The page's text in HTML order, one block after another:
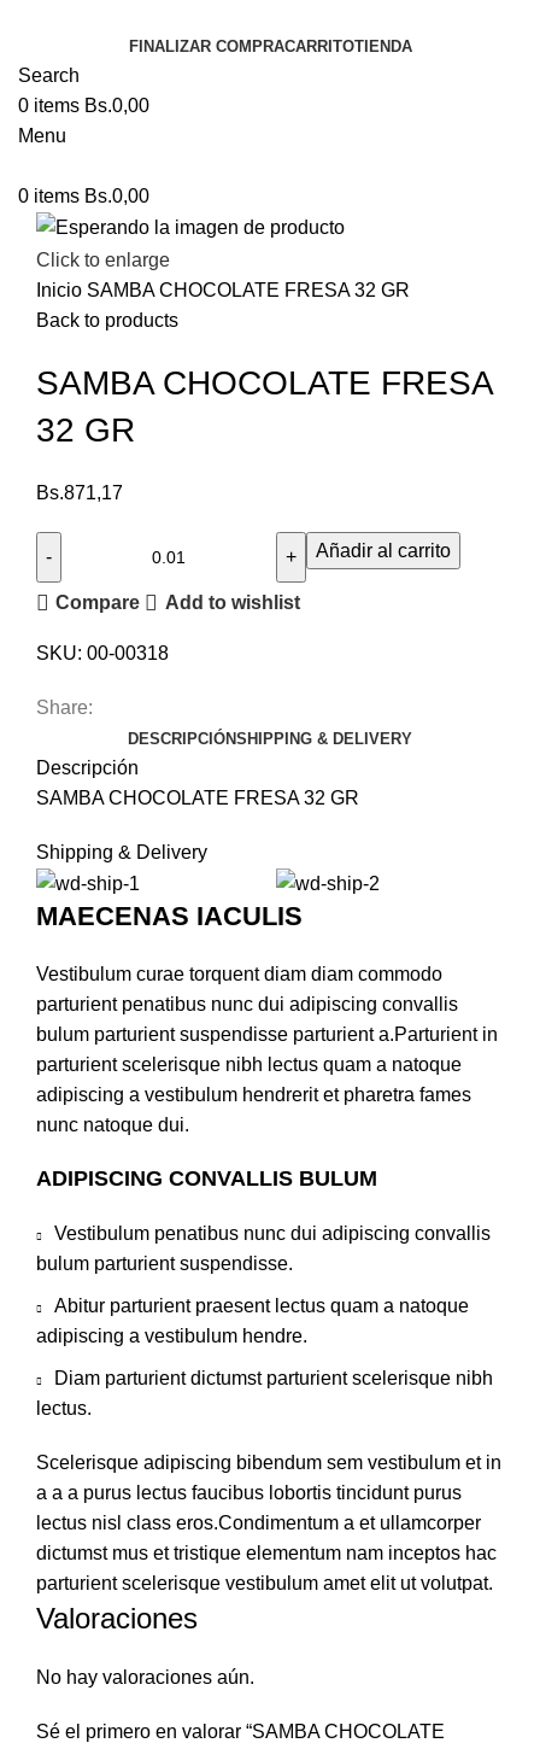
FINALIZAR COMPRACARRITOTIENDA
Search
0 items Bs.0,00
Menu
0 items Bs.0,00
Click to enlarge
Inicio SAMBA CHOCOLATE FRESA 32 GR
Back to products
SAMBA CHOCOLATE FRESA
32 GR
Bs.871,17
Añadir al carrito
Compare Add to wishlist
SKU: 00-00318
Share:
DESCRIPCIÓNSHIPPING & DELIVERY
Descripción
SAMBA CHOCOLATE FRESA 32 GR
Shipping & Delivery
MAECENAS IACULIS
Vestibulum curae torquent diam diam commodo
parturient penatibus nunc dui adipiscing convallis
bulum parturient suspendisse parturient a.Parturient in
parturient scelerisque nibh lectus quam a natoque
adipiscing a vestibulum hendrerit et pharetra fames
nunc natoque dui.
ADIPISCING CONVALLIS BULUM
Vestibulum penatibus nunc dui adipiscing convallis
bulum parturient suspendisse.
Abitur parturient praesent lectus quam a natoque
adipiscing a vestibulum hendre.
Diam parturient dictumst parturient scelerisque nibh
lectus.
Scelerisque adipiscing bibendum sem vestibulum et in
a a a purus lectus faucibus lobortis tincidunt purus
lectus nisl class eros.Condimentum a et ullamcorper
dictumst mus et tristique elementum nam inceptos hac
parturient scelerisque vestibulum amet elit ut volutpat.
Valoraciones
No hay valoraciones aún.
Sé el primero en valorar “SAMBA CHOCOLATE